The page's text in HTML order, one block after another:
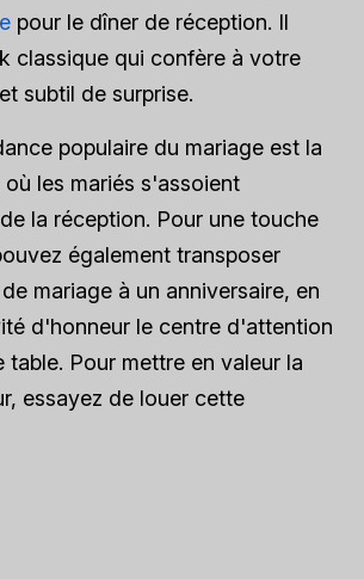
pour le dîner de réception. Il
classique qui confère à votre
subtil de surprise.
populaire du mariage est la
les mariés s'assoient
la réception. Pour une touche
également transposer
mariage à un anniversaire, en
d'honneur le centre d'attention
table. Pour mettre en valeur la
essayez de louer cette